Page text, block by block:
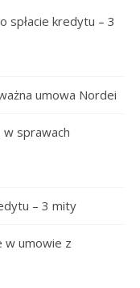
spłacie kredytu – 3
umowa Nordei
w sprawach
– 3 mity
w umowie z